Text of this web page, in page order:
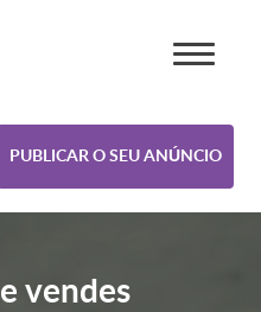
PUBLICAR O SEU ANÚNCIO
vendes